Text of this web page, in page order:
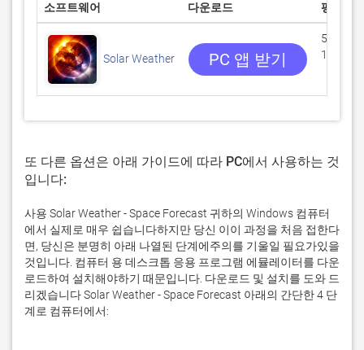
소프트웨어 다운로드 평점
Solar Weather PC 앱 받기
5/5
1 리뷰
또 다른 옵션은 아래 가이드에 따라 PC에서 사용하는 것
입니다:
사용 Solar Weather - Space Forecast 귀하의 Windows 컴퓨터
에서 실제로 매우 쉽습니다하지만 당신 이이 과정을 처음 접한다
면, 당신은 분명히 아래 나열된 단계에주의를 기울일 필요가있을
것입니다. 컴퓨터 용 데스크톱 응용 프로그램 에뮬레이터를 다운
로드하여 설치해야하기 때문입니다. 다운로드 및 설치를 도와 드
리겠습니다 Solar Weather - Space Forecast 아래의 간단한 4 단
계로 컴퓨터에서: